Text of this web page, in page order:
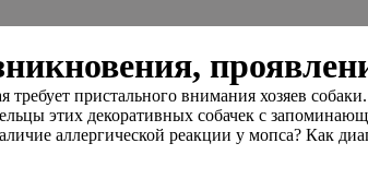
пристального внимания хозяев
этих декоративных собачек с
аллергической реакции у мопса? Как